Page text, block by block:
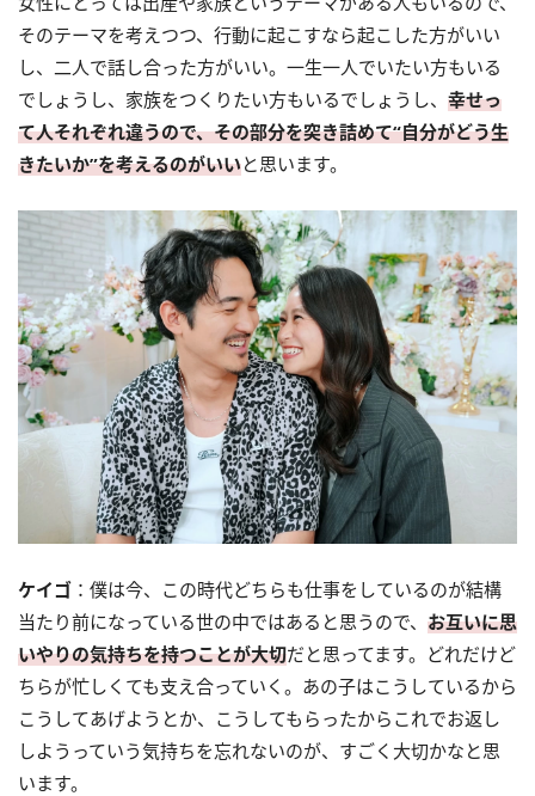
そのテーマを考えつつ、行動に起こすなら起こした方がいい
し、二人で話し合った方がいい。一生一人でいたい方もいる
でしょうし、家族をつくりたい方もいるでしょうし、 幸せっ
て人それぞれ違うので、その部分を突き詰めて“自分がどう生
きたいか”を考えるのがいいと思います。
ケイゴ ：僕は今、この時代どちらも仕事をしているのが結構
当たり前になっている世の中ではあると思うので、 お互いに思
いやりの気持ちを持つことが大切だと思ってます。どれだけど
ちらが忙しくても支え合っていく。あの子はこうしているから
こうしてあげようとか、こうしてもらったからこれでお返し
しようっていう気持ちを忘れないのが、すごく大切かなと思
います。